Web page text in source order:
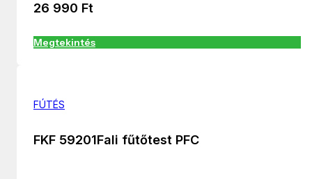
26 990 Ft
Megtekintés
FÚTÉS
FKF 59201Fali fűtőtest PFC